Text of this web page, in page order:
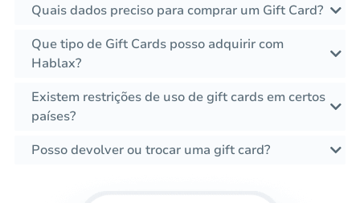
Quais dados preciso para comprar um Gift Card?
Que tipo de Gift Cards posso adquirir com
Hablax?
Existem restrições de uso de gift cards em certos
países?
Posso devolver ou trocar uma gift card?